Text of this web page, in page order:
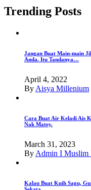
Trending Posts
Jangan Buat Main-main
Anda. Itu Tandanya…
April 4, 2022
By Aisya Millenium
Cara Buat Air Keladi Ais
Nak Matey.
March 31, 2023
By Admin I Muslim
Kalau Buat Kuih Sagu,
Sekata.